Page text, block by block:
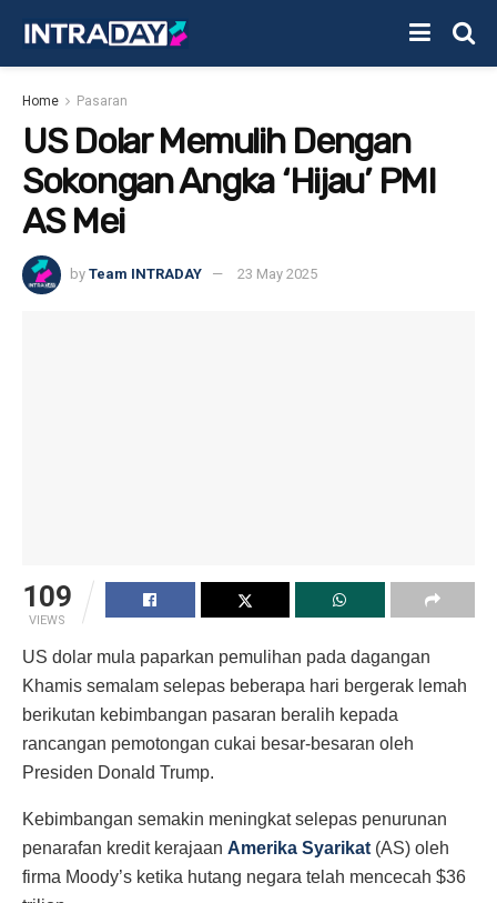
Home Pasaran
US Dolar Memulih Dengan
Sokongan Angka ‘Hijau’ PMI
AS Mei
by Team INTRADAY 23 May 2025
109
VIEWS
US dolar mula paparkan pemulihan pada dagangan
Khamis semalam selepas beberapa hari bergerak lemah
berikutan kebimbangan pasaran beralih kepada
rancangan pemotongan cukai besar-besaran oleh
Presiden Donald Trump.
Kebimbangan semakin meningkat selepas penurunan
penarafan kredit kerajaan Amerika Syarikat (AS) oleh
firma Moody’s ketika hutang negara telah mencecah $36